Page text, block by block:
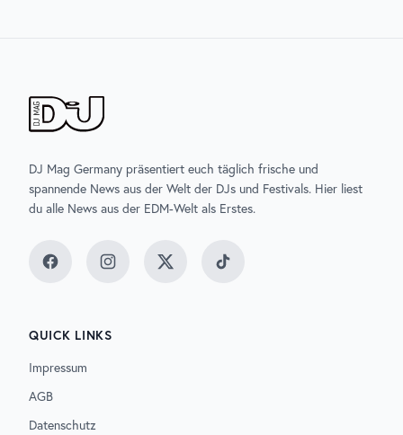
DJ Mag Germany präsentiert euch täglich frische und
spannende News aus der Welt der DJs und Festivals. Hier liest
du alle News aus der EDM-Welt als Erstes.
FacebookInstagramTwitter TikTok
QUICK LINKS
Impressum
AGB
Datenschutz